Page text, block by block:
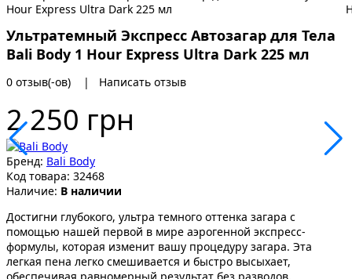
Ультратемный Экспресс Автозагар для Тела
Bali Body 1 Hour Express Ultra Dark 225 мл
0 отзыв(-ов) | Написать отзыв
2 250 грн
Бренд: Bali Body
Код товара: 32468
Наличие: В наличии
Достигни глубокого, ультра темного оттенка загара с
помощью нашей первой в мире аэрогенной экспресс-
формулы, которая изменит вашу процедуру загара. Эта
легкая пена легко смешивается и быстро высыхает,